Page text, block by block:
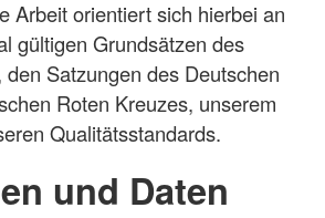
Arbeit orientiert sich hierbei an
gültigen Grundsätzen des
Satzungen des Deutschen
Roten Kreuzes, unserem
Qualitätsstandards.
und Daten